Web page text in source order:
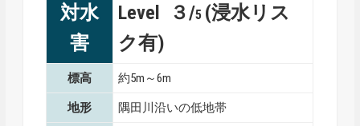
対水
害
Level ３/5 (浸水リス
ク有)
標高 約5m～6m
地形 隅田川沿いの低地帯